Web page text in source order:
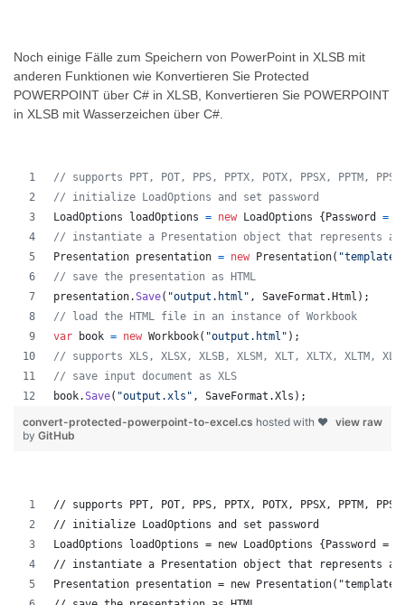
Noch einige Fälle zum Speichern von PowerPoint in XLSB mit
anderen Funktionen wie Konvertieren Sie Protected
POWERPOINT über C# in XLSB, Konvertieren Sie POWERPOINT
in XLSB mit Wasserzeichen über C#.
// supports PPT, POT, PPS, PPTX, POTX, PPSX, PPTM,
// initialize LoadOptions and set password
LoadOptions
loadOptions = new LoadOptions { Password =
// instantiate a Presentation object that represents a
Presentation presentation = new Presentation(
// save the presentation as HTML
presentation.Save( "output.html" , SaveFormat . Html ) ;
// load the HTML file in an instance of Workbook
var
book = new Workbook( "output.html" ) ;
// supports XLS, XLSX, XLSB, XLSM, XLT, XLTX, XLTM,
// save input document as XLS
book.Save( "output.xls" , SaveFormat .Xls ) ;
view raw
convert-protected-powerpoint-to-excel.cs hosted with ❤
by GitHub
// supports PPT, POT, PPS, PPTX, POTX, PPSX, PPTM,
// initialize LoadOptions and set password
LoadOptions loadOptions = new LoadOptions {Password =
// instantiate a Presentation object that represents a
Presentation presentation = new